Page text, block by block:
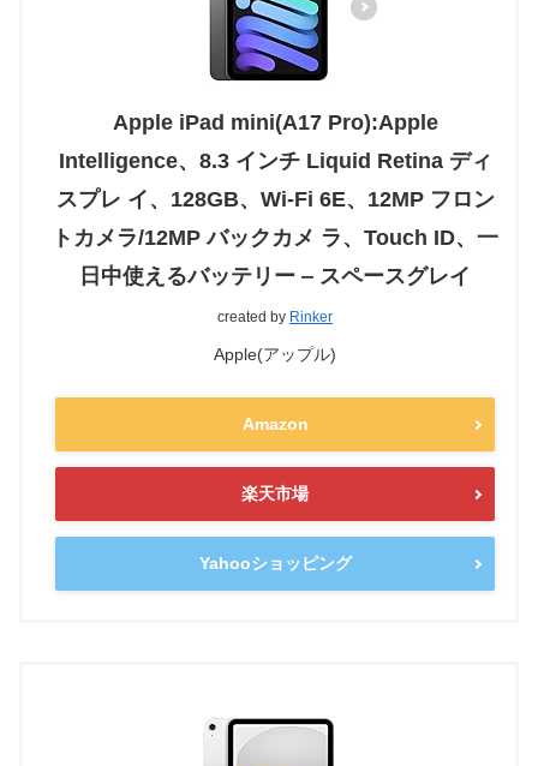
Apple iPad mini(A17 Pro):Apple
Intelligence、8.3 インチ Liquid Retina ディ
スプレ イ、128GB、Wi-Fi 6E、12MP フロン
トカメラ/12MP バックカメ ラ、Touch ID、一
日中使えるバッテリー ‒ スペースグレイ
created by Rinker
Apple(アップル)
Amazon
楽天市場
Yahooショッピング